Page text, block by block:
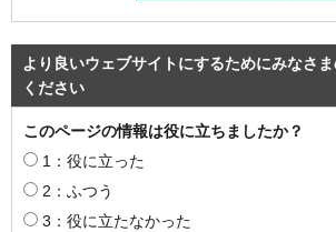
より良いウェブサイトにするためにみなさ
ください
このページの情報は役に立ちましたか？
1：役に立った
2：ふつう
3：役に立たなかった